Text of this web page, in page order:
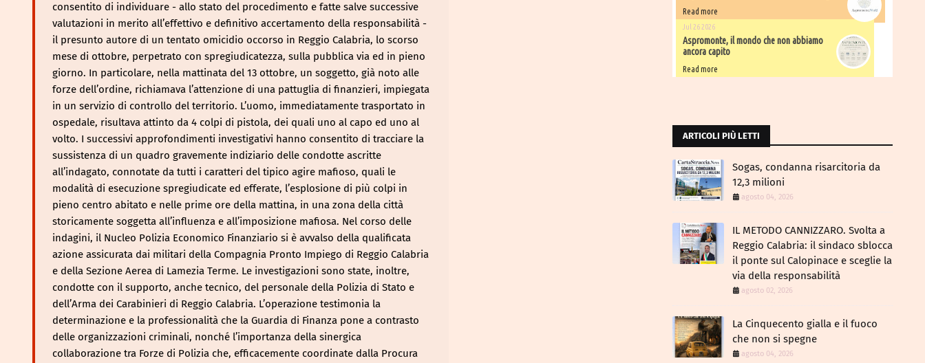
consentito di individuare - allo stato del procedimento e fatte salve successive
valutazioni in merito all’effettivo e definitivo accertamento della responsabilità -
il presunto autore di un tentato omicidio occorso in Reggio Calabria, lo scorso
mese di ottobre, perpetrato con spregiudicatezza, sulla pubblica via ed in pieno
giorno. In particolare, nella mattinata del 13 ottobre, un soggetto, già noto alle
forze dell’ordine, richiamava l’attenzione di una pattuglia di finanzieri, impiegata
in un servizio di controllo del territorio. L’uomo, immediatamente trasportato in
ospedale, risultava attinto da 4 colpi di pistola, dei quali uno al capo ed uno al
volto. I successivi approfondimenti investigativi hanno consentito di tracciare la
sussistenza di un quadro gravemente indiziario delle condotte ascritte
all’indagato, connotate da tutti i caratteri del tipico agire mafioso, quali le
modalità di esecuzione spregiudicate ed efferate, l’esplosione di più colpi in
pieno centro abitato e nelle prime ore della mattina, in una zona della città
storicamente soggetta all’influenza e all’imposizione mafiosa. Nel corso delle
indagini, il Nucleo Polizia Economico Finanziario si è avvalso della qualificata
azione assicurata dai militari della Compagnia Pronto Impiego di Reggio Calabria
e della Sezione Aerea di Lamezia Terme. Le investigazioni sono state, inoltre,
condotte con il supporto, anche tecnico, del personale della Polizia di Stato e
dell’Arma dei Carabinieri di Reggio Calabria. L’operazione testimonia la
determinazione e la professionalità che la Guardia di Finanza pone a contrasto
delle organizzazioni criminali, nonché l’importanza della sinergica
collaborazione tra Forze di Polizia che, efficacemente coordinate dalla Procura
Read more
Jul 26 2026
Aspromonte, il mondo che non abbiamo
ancora capito
Read more
ARTICOLI PIÙ LETTI
Sogas, condanna risarcitoria da
12,3 milioni
agosto 04, 2026
IL METODO CANNIZZARO​. Svolta a
Reggio Calabria: il sindaco sblocca
il ponte sul Calopinace e sceglie la
via della responsabilità
agosto 02, 2026
La Cinquecento gialla e il fuoco
che non si spegne
agosto 04, 2026